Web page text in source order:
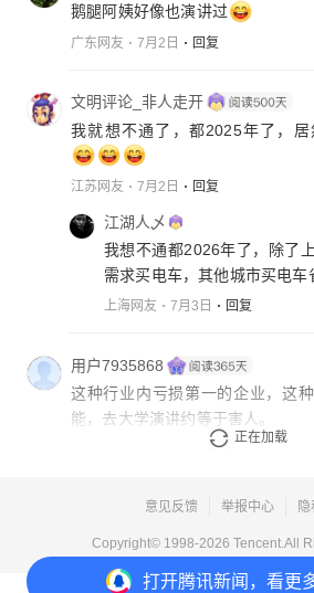
打开腾讯新闻，看更
鹅腿阿姨好像也演讲过
广东网友 7月2日 回复
文明评论_非人走开
我就想不通了，都2025年了，
江苏网友 7月2日 回复
江湖人乄
我想不通都2026年了，除了
需求买电车，其他城市买电车
上海网友 7月3日 回复
用户7935868
这种行业内亏损第一的企业，这
能，去大学演讲约等于害人。
回复
正在加载
意见反馈 举报中心
Copyright© 1998-2026 Tencent.All